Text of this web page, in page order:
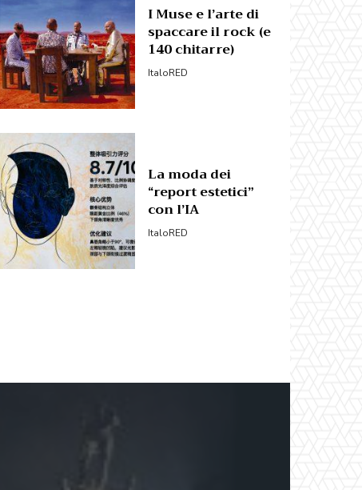
I Muse e l’arte di
spaccare il rock (e
140 chitarre)
ItaloRED
La moda dei
“report estetici”
con l’IA
ItaloRED